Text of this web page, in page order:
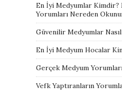
En İyi Medyumlar Kimdir?
Yorumları Nereden
Güvenilir Medyumlar
En İyi Medyum Hocalar
Gerçek Medyum
Vefk Yaptıranların